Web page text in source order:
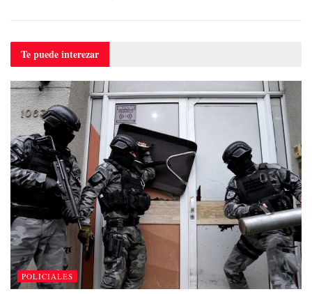
Te puedeinterezar
POLICIALES